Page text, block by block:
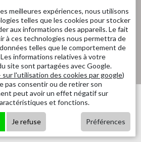
La Poste
Poste
Arnac La Poste
Poste
meilleures expériences, nous utilisons
telles que les cookies pour stocker
aux informations des appareils. Le fait
à ces technologies nous permettra de
telles que le comportement de
informations relatives à votre
site sont partagées avec Google.
sur l'utilisation des cookies par google)
pas consentir ou de retirer son
peut avoir un effet négatif sur
et fonctions.
Je refuse Préférences